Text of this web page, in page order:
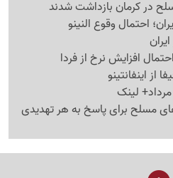
احتمال وقوع النینو
افزایش نرخ از فردا
از اینفانتینو
مسلح برای پاسخ به هر تهدیدی